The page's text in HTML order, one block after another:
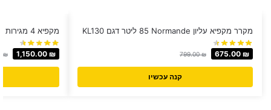
מקרר מקפיא עליון Normande ‏85 ‏ליטר דגם KL130
799.00₪ 675.00 ₪
קנה עכשיו
מקפיא 4 מגירות Sachs דגם EFR-204
₪ 1,150.00 ₪